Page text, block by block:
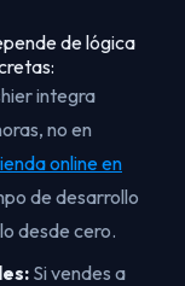
de lógica
integra
no en
online en
de desarrollo
desde cero.
Si vendes a